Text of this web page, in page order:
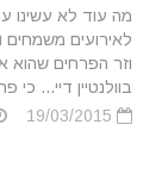
מה עוד לא עשינו
לאירועים
וזר הפרחים שהוא
בוולנטיין דיי...